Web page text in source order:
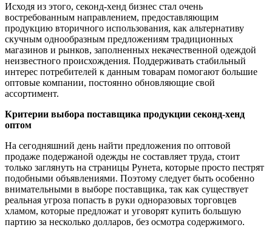
Исходя из этого, секонд-хенд бизнес стал очень
востребованным направлением, предоставляющим
продукцию вторичного использования, как альтернативу
скучным однообразным предложениям традиционных
магазинов и рынков, заполненных некачественной одеждой
неизвестного происхождения. Поддерживать стабильный
интерес потребителей к данным товарам помогают большие
оптовые компании, постоянно обновляющие свой
ассортимент.
Критерии выбора поставщика продукции секонд-хенд
оптом
На сегодняшний день найти предложения по оптовой
продаже подержаной одежды не составляет труда, стоит
только заглянуть на страницы Рунета, которые просто пестрят
подобными объявлениями. Поэтому следует быть особенно
внимательными в выборе поставщика, так как существует
реальная угроза попасть в руки одноразовых торговцев
хламом, которые предложат и уговорят купить большую
партию за несколько долларов, без осмотра содержимого.